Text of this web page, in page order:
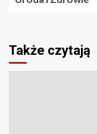
Także czytają